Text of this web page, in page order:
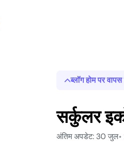
ब्लॉग होम पर
सर्कुलर
अंतिम अपडेट: 30